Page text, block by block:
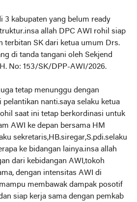
3 kabupaten yang belum ready
allah DPC AWI rohil siap
terbitan SK dari ketua umum Drs.
di tanda tangani oleh Sekjend
No: 153/SK/DPP-AWI/2026.
tetap menunggu dengan
nanti.saya selaku ketua
saat ini tetap berkordinasi untuk
AWI ke depan bersama HM
sekretaris,HB.siregar,S.pdi.selaku
ke bidangan lainya.insa allah
dari kebidangan AWI,tokoh
dengan intensitas AWI di
membawak dampak posotif
siap kerja sama dengan pemkab